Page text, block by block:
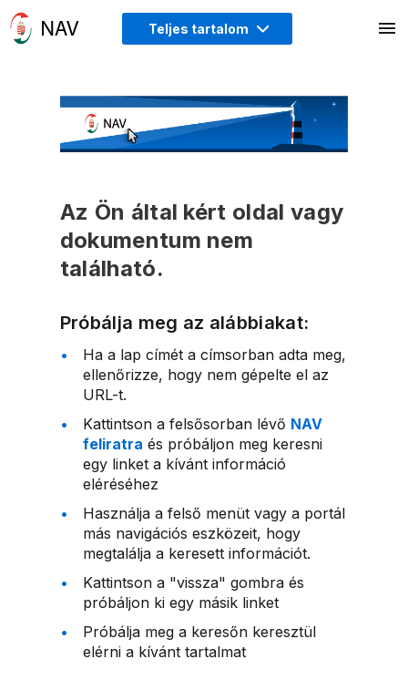
Teljes tartalom
Az Ön által kért oldal vagy
dokumentum nem
található.
Próbálja meg az alábbiakat:
Ha a lap címét a címsorban adta meg,
ellenőrizze, hogy nem gépelte el az
URL-t.
Kattintson a felsősorban lévő NAV
feliratra és próbáljon meg keresni
egy linket a kívánt információ
eléréséhez
Használja a felső menüt vagy a portál
más navigációs eszközeit, hogy
megtalálja a keresett információt.
Kattintson a "vissza" gombra és
próbáljon ki egy másik linket
Próbálja meg a keresőn keresztül
elérni a kívánt tartalmat